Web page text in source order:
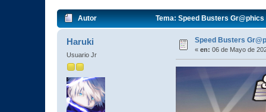
Autor Tema: Speed Busters
Haruki
Usuario Jr
Speed Busters
« en: 06 de Mayo de